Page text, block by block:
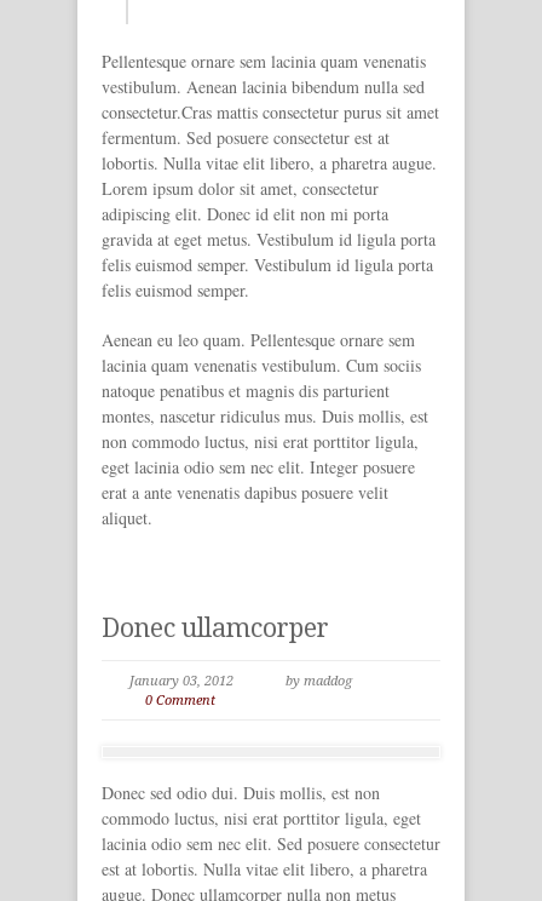
Pellentesque ornare sem lacinia quam venenatis
vestibulum. Aenean lacinia bibendum nulla sed
consectetur.Cras mattis consectetur purus sit amet
fermentum. Sed posuere consectetur est at
lobortis. Nulla vitae elit libero, a pharetra augue.
Lorem ipsum dolor sit amet, consectetur
adipiscing elit. Donec id elit non mi porta
gravida at eget metus. Vestibulum id ligula porta
felis euismod semper. Vestibulum id ligula porta
felis euismod semper.
Aenean eu leo quam. Pellentesque ornare sem
lacinia quam venenatis vestibulum. Cum sociis
natoque penatibus et magnis dis parturient
montes, nascetur ridiculus mus. Duis mollis, est
non commodo luctus, nisi erat porttitor ligula,
eget lacinia odio sem nec elit. Integer posuere
erat a ante venenatis dapibus posuere velit
aliquet.
Donec ullamcorper
January 03, 2012
by maddog
0 Comment
Donec sed odio dui. Duis mollis, est non
commodo luctus, nisi erat porttitor ligula, eget
lacinia odio sem nec elit. Sed posuere consectetur
est at lobortis. Nulla vitae elit libero, a pharetra
augue. Donec ullamcorper nulla non metus